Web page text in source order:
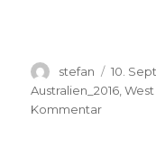
Autor
stefan
am
10.
Australien_2016 ,
Kommentarzu